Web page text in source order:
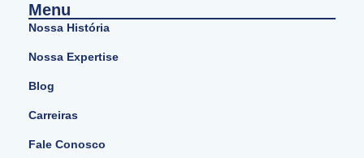
Menu
Nossa História
Nossa Expertise
Blog
Carreiras
Fale Conosco